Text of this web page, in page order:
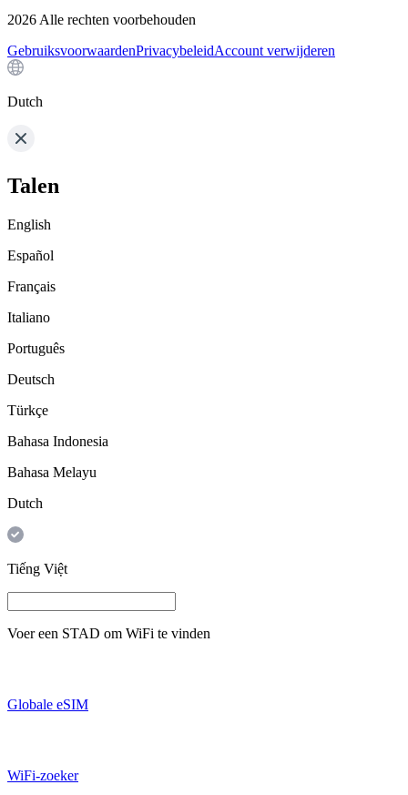
2026 Alle rechten voorbehouden
GebruiksvoorwaardenPrivacybeleidAccount verwijderen
Dutch
Talen
English
Español
Français
Italiano
Português
Deutsch
Türkçe
Bahasa Indonesia
Bahasa Melayu
Dutch
Tiếng Việt
Voer een STAD om WiFi te vinden
Globale eSIM
WiFi-zoeker